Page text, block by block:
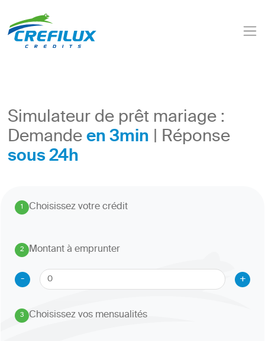
Simulateur de prêt mariage :
Demandeen 3min | Réponse
sous 24h
1. Choisissez votre crédit
2
.
Montant à emprunter
-
+
3
. Choisissez vos mensualités